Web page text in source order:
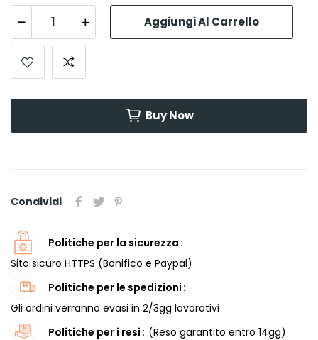
Aggiungi Al Carrello
Buy Now
Condividi
Politiche per la sicurezza
Sito sicuro HTTPS (Bonifico e Paypal)
Politiche per le spedizioni
Gli ordini verranno evasi in 2/3gg lavorativi
Politiche per i resi
(Reso garantito entro 14gg)